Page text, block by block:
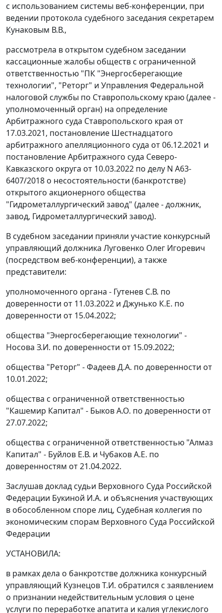
с использованием системы веб-конференции, при
ведении протокола судебного заседания секретарем
Кунаковым В.В.,
рассмотрела в открытом судебном заседании
кассационные жалобы обществ с ограниченной
ответственностью "ПК "Энергосберегающие
технологии", "Реторг" и Управления Федеральной
налоговой службы по Ставропольскому краю (далее -
уполномоченный орган) на определение
Арбитражного суда Ставропольского края от
17.03.2021, постановление Шестнадцатого
арбитражного апелляционного суда от 06.12.2021 и
постановление Арбитражного суда Северо-
Кавказского округа от 10.03.2022 по делу N А63-
6407/2018 о несостоятельности (банкротстве)
открытого акционерного общества
"Гидрометаллургический завод" (далее - должник,
завод, Гидрометаллургический завод).
В судебном заседании приняли участие конкурсный
управляющий должника Луговенко Олег Игоревич
(посредством веб-конференции), а также
представители:
уполномоченного органа - Гутенев С.В. по
доверенности от 11.03.2022 и Джунько К.Е. по
доверенности от 15.04.2022;
общества "Энергосберегающие технологии" -
Носова З.И. по доверенности от 15.09.2022;
общества "Реторг" - Фадеев Д.А. по доверенности от
10.01.2022;
общества с ограниченной ответственностью
"Кашемир Капитал" - Быков А.О. по доверенности от
27.07.2022;
общества с ограниченной ответственностью "Алмаз
Капитал" - Буйлов Е.В. и Чубаков А.Е. по
доверенностям от 21.04.2022.
Заслушав доклад судьи Верховного Суда Российской
Федерации Букиной И.А. и объяснения участвующих
в обособленном споре лиц, Судебная коллегия по
экономическим спорам Верховного Суда Российской
Федерации
УСТАНОВИЛА:
в рамках дела о банкротстве должника конкурсный
управляющий Кузнецов Т.И. обратился с заявлением
о признании недействительным условия о цене
услуги по переработке апатита и калия углекислого